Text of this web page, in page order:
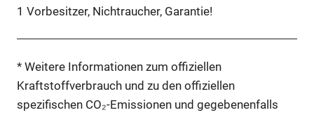
1 Vorbesitzer, Nichtraucher, Garantie!
* Weitere Informationen zum offiziellen
Kraftstoffverbrauch und zu den offiziellen
spezifischen CO₂-Emissionen und gegebenenfalls